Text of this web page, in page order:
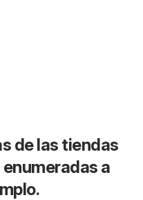
de las tiendas
a